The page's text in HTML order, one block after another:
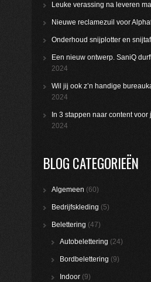
Leuke verassing na leveren
Nieuwe reclamezuil voor
Onderhoud snijplotter en
Een nieuw ontwerp. SaniQ
2024
Wil jij ook z’n handige
2024
In 3 stappen naar content voor
2024
BLOG CATEGORIEËN
Algemeen (60)
Bedrijfskleding (5)
Belettering (47)
Autobelettering (24)
Bordbelettering (9)
Indoor (9)